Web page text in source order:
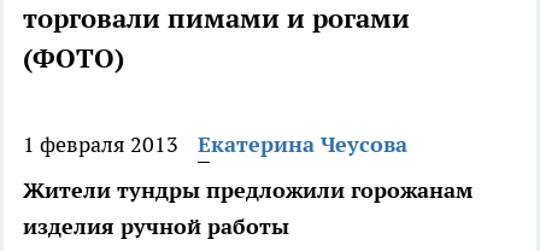
торговали пимами и рогами
(ФОТО)
1 февраля 2013
Екатерина Чеусова
Жители тундры предложили горожанам
изделия ручной работы